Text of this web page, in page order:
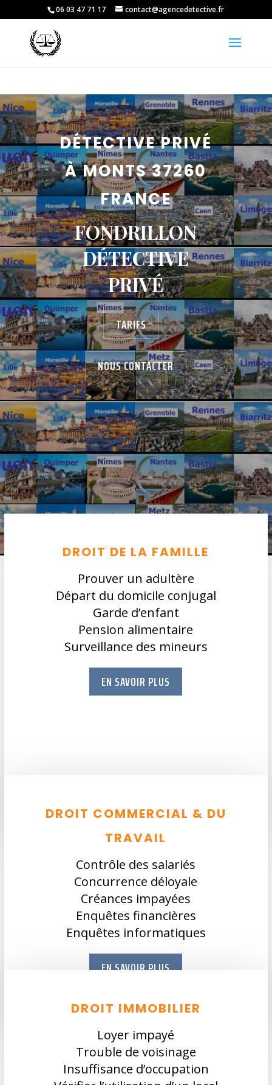
06 03 47 71 17 contact@agencedetective.fr
DÉTECTIVE PRIVÉ
À MONTS 37260
FRANCE
FONDRILLON
DÉTECTIVE
PRIVÉ
TARIFS
NOUS CONTACTER
DROIT DE LA FAMILLE
Prouver un adultère
Départ du domicile conjugal
Garde d’enfant
Pension alimentaire
Surveillance des mineurs
EN SAVOIR PLUS
DROIT COMMERCIAL & DU
TRAVAIL
Contrôle des salariés
Concurrence déloyale
Créances impayées
Enquêtes financières
Enquêtes informatiques
EN SAVOIR PLUS
DROIT IMMOBILIER
Loyer impayé
Trouble de voisinage
Insuffisance d’occupation